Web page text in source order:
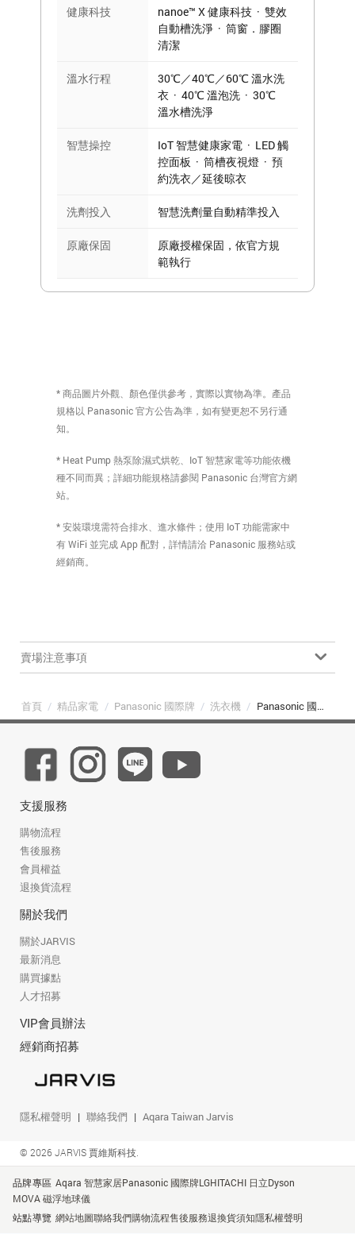
健康科技
nanoe™ X 健康科技 · 雙效
自動槽洗淨 · 筒窗．膠圈
清潔
溫水行程
30℃／40℃／60℃ 溫水洗
衣 · 40℃ 溫泡洗 · 30℃
溫水槽洗淨
智慧操控
IoT 智慧健康家電 · LED 觸
控面板 · 筒槽夜視燈 · 預
約洗衣／延後晾衣
洗劑投入 智慧洗劑量自動精準投入
原廠保固
原廠授權保固，依官方規
範執行
* 商品圖片外觀、顏色僅供參考，實際以實物為準。產品
規格以 Panasonic 官方公告為準，如有變更恕不另行通
知。
* Heat Pump 熱泵除濕式烘乾、IoT 智慧家電等功能依機
種不同而異；詳細功能規格請參閱 Panasonic 台灣官方網
站。
* 安裝環境需符合排水、進水條件；使用 IoT 功能需家中
有 WiFi 並完成 App 配對，詳情請洽 Panasonic 服務站或
經銷商。
賣場注意事項
首頁 / 精品家電 / Panasonic 國際牌 / 洗衣機 / Panasonic 國際牌 NA-V170MDH-W 智慧聯網系列 17kg 滾筒洗衣機 冰鑽白
支援服務
購物流程
售後服務
會員權益
退換貨流程
關於我們
關於JARVIS
最新消息
購買據點
人才招募
VIP會員辦法
經銷商招募
隱私權聲明 聯絡我們 Aqara Taiwan Jarvis
© 2026 JARVIS 賈維斯科技.
品牌專區 Aqara 智慧家居Panasonic 國際牌LGHITACHI 日立Dyson
MOVA 磁浮地球儀
站點導覽 網站地圖聯絡我們購物流程售後服務退換貨須知隱私權聲明